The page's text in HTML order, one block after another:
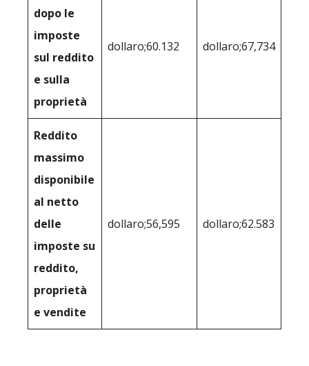
dopo le
imposte
sul reddito
e sulla
proprietà
dollaro;60.132 dollaro;67,734
Reddito
massimo
disponibile
al netto
delle
imposte su
reddito,
proprietà
e vendite
dollaro;56,595 dollaro;62.583